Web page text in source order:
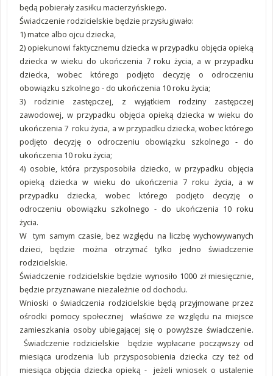
będą pobierały zasiłku macierzyńskiego.
Świadczenie rodzicielskie będzie przysługiwało:
1) matce albo ojcu dziecka,
2) opiekunowi faktycznemu dziecka w przypadku objęcia opieką
dziecka w wieku do ukończenia 7 roku życia, a w przypadku
dziecka, wobec którego podjęto decyzję o odroczeniu
obowiązku szkolnego - do ukończenia 10 roku życia;
3) rodzinie zastępczej, z wyjątkiem rodziny zastępczej
zawodowej, w przypadku objęcia opieką dziecka w wieku do
ukończenia 7 roku życia, a w przypadku dziecka, wobec którego
podjęto decyzję o odroczeniu obowiązku szkolnego - do
ukończenia 10 roku życia;
4) osobie, która przysposobiła dziecko, w przypadku objęcia
opieką dziecka w wieku do ukończenia 7 roku życia, a w
przypadku dziecka, wobec którego podjęto decyzję o
odroczeniu obowiązku szkolnego - do ukończenia 10 roku
życia.
W tym samym czasie, bez względu na liczbę wychowywanych
dzieci, będzie można otrzymać tylko jedno świadczenie
rodzicielskie.
Świadczenie rodzicielskie będzie wynosiło 1000 zł miesięcznie,
będzie przyznawane niezależnie od dochodu.
Wnioski o świadczenia rodzicielskie będą przyjmowane przez
ośrodki pomocy społecznej właściwe ze względu na miejsce
zamieszkania osoby ubiegającej się o powyższe świadczenie.
Świadczenie rodzicielskie będzie wypłacane począwszy od
miesiąca urodzenia lub przysposobienia dziecka czy też od
miesiąca objęcia dziecka opieką - jeżeli wniosek o ustalenie